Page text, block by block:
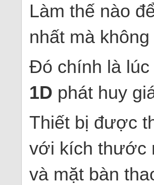
Làm thế nào
nhất mà
Đó chính là lúc
1D phát huy
Thiết bị được
với kích thước
và mặt bàn